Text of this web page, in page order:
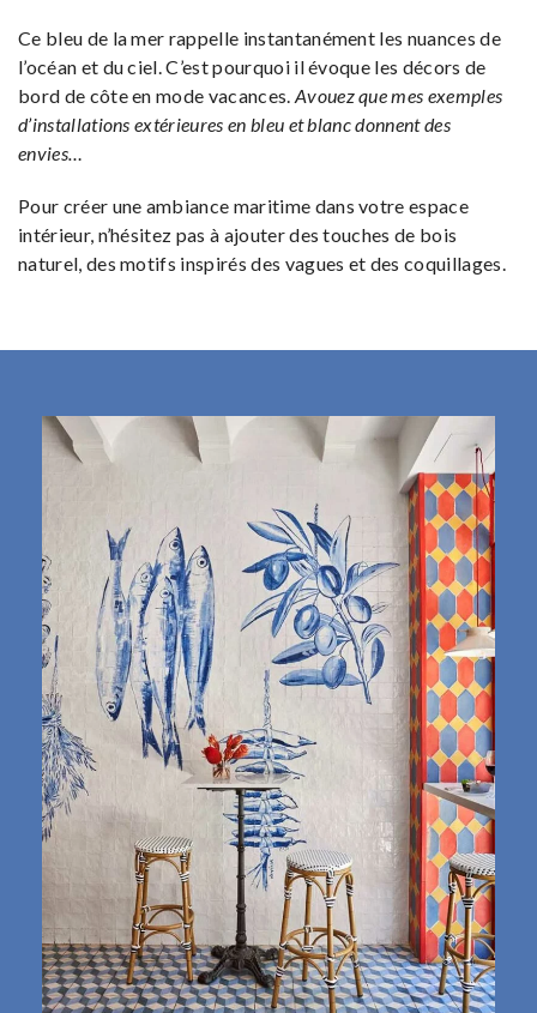
Ce bleu de la mer rappelle instantanément les nuances de
l’océan et du ciel. C’est pourquoi il évoque les décors de
bord de côte en mode vacances. Avouez que mes exemples
d’installations extérieures en bleu et blanc donnent des
envies…
Pour créer une ambiance maritime dans votre espace
intérieur, n’hésitez pas à ajouter des touches de bois
naturel, des motifs inspirés des vagues et des coquillages.